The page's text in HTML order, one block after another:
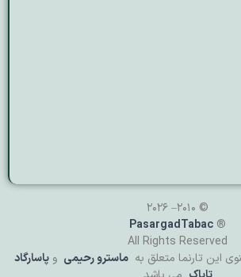
© 2010– 2026
®
PasargadTabac
All Rights Reserved
اين تارنما متعلق به ماسترو رحیمی و پاسارگاد